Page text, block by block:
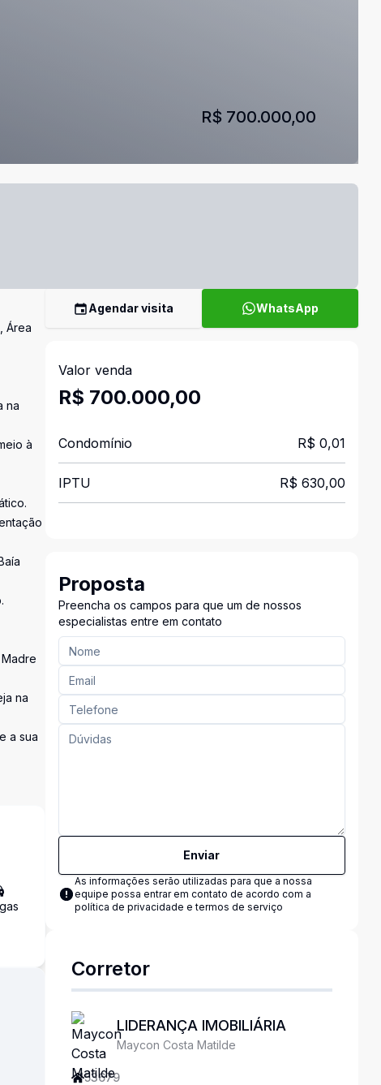
R$ 700.000,00
Área
na
à
na
a sua
s
Agendar visita WhatsApp
Valor venda
R$ 700.000,00
Condomínio R$ 0,01
IPTU R$ 630,00
Proposta
Preencha os campos para que um de nossos
especialistas entre em contato
Enviar
As informações serão utilizadas para que a nossa
equipe possa entrar em contato de acordo com a
política de privacidade e termos de serviço
Corretor
LIDERANÇA IMOBILIÁRIA
Maycon Costa Matilde
53679